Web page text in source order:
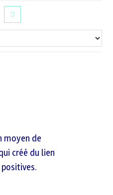
moyen de
créé du lien